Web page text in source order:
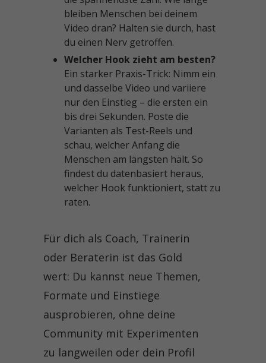
bleiben Menschen bei deinem
Video dran? Halten sie durch, hast
du einen Nerv getroffen.
Welcher Hook zieht am besten?
Ein starker Praxis-Trick: Nimm ein
und dasselbe Video und variiere
nur den Einstieg – die ersten ein
bis drei Sekunden. Poste die
Varianten als Test-Reels und
schau, welcher Anfang die
Menschen am längsten hält. So
findest du datenbasiert heraus,
welcher Hook funktioniert, statt zu
raten.
Für dich als Coach, Trainerin
oder Beraterin ist das Gold
wert: Du kannst neue Themen,
Formate und Einstiege
ausprobieren, ohne deine
Community mit Experimenten
zu langweilen oder dein Profil